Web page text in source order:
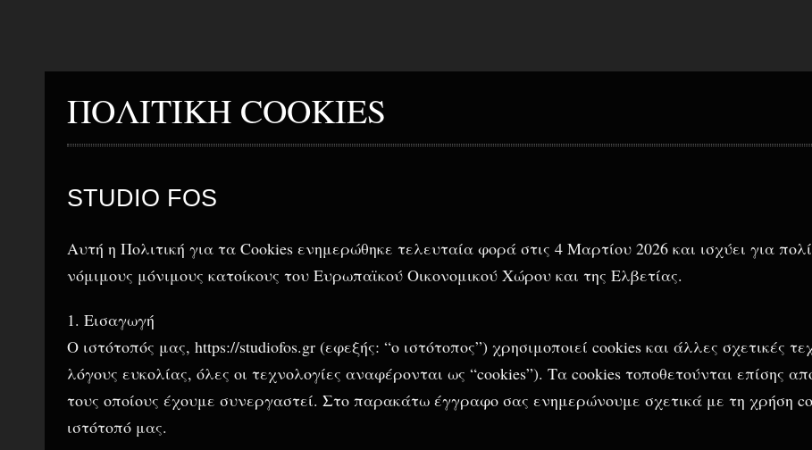
ΠΟΛΙΤΙΚΗ COOKIES
STUDIO FOS
Αυτή η Πολιτική για τα Cookies ενημερώθηκε τελευταία φορά στις 4 Μαρτίου 2026 και ισχύει για
νόμιμους μόνιμους κατοίκους του Ευρωπαϊκού Οικονομικού Χώρου και της Ελβετίας.
1. Εισαγωγή
Ο ιστότοπός μας, https://studiofos.gr (εφεξής: “ο ιστότοπος”) χρησιμοποιεί cookies και άλλες σχετικές
λόγους ευκολίας, όλες οι τεχνολογίες αναφέρονται ως “cookies”). Τα cookies τοποθετούνται επίσης
τους οποίους έχουμε συνεργαστεί. Στο παρακάτω έγγραφο σας ενημερώνουμε σχετικά με τη χρήση
ιστότοπό μας.